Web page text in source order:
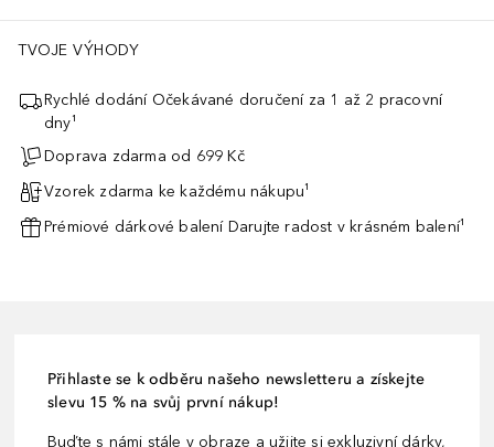
TVOJE VÝHODY
Rychlé dodání Očekávané doručení za 1 až 2 pracovní
dny¹
Doprava zdarma od 699 Kč
Vzorek zdarma ke každému nákupu¹
Prémiové dárkové balení Darujte radost v krásném balení¹
Přihlaste se k odběru našeho newsletteru a získejte
slevu 15 % na svůj první nákup!
Buďte s námi stále v obraze a užijte si exkluzivní dárky,